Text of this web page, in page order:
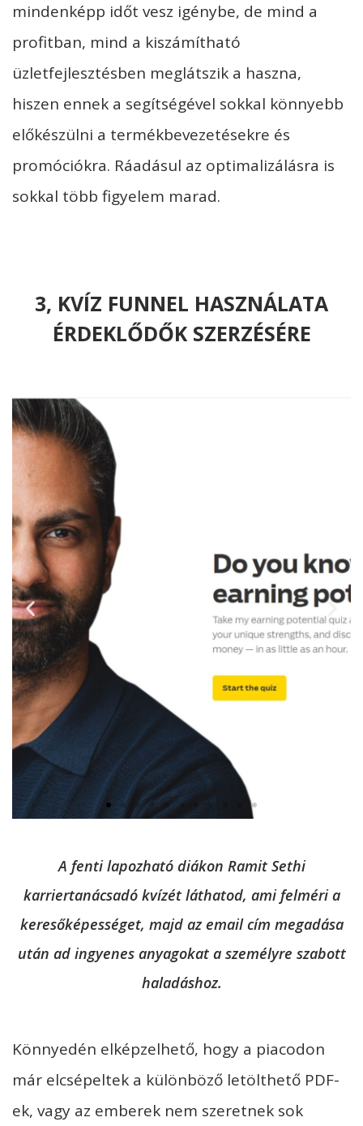
mindenképp időt vesz igénybe, de mind a
profitban, mind a kiszámítható
üzletfejlesztésben meglátszik a haszna,
hiszen ennek a segítségével sokkal könnyebb
előkészülni a termékbevezetésekre és
promóciókra. Ráadásul az optimalizálásra is
sokkal több figyelem marad.
3, KVÍZ FUNNEL HASZNÁLATA
ÉRDEKLŐDŐK SZERZÉSÉRE
A fenti lapozható diákon Ramit Sethi
karriertanácsadó kvízét láthatod, ami felméri a
keresőképességet, majd az email cím megadása
után ad ingyenes anyagokat a személyre szabott
haladáshoz.
Könnyedén elképzelhető, hogy a piacodon
már elcsépeltek a különböző letölthető PDF-
ek, vagy az emberek nem szeretnek sok